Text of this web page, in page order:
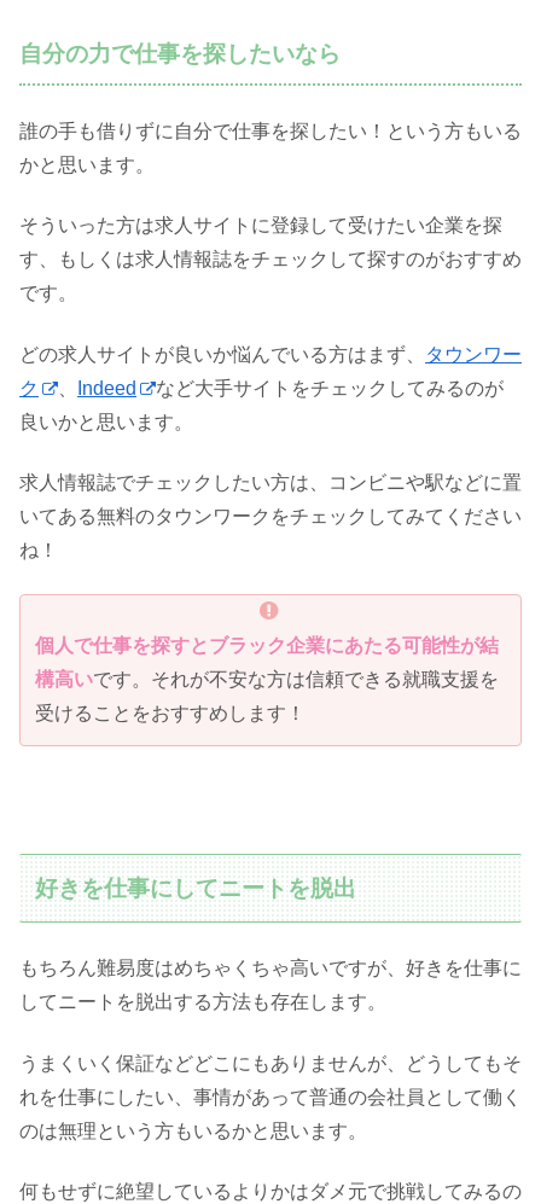
自分の力で仕事を探したいなら
誰の手も借りずに自分で仕事を探したい！という方もいる
かと思います。
そういった方は求人サイトに登録して受けたい企業を探
す、もしくは求人情報誌をチェックして探すのがおすすめ
です。
どの求人サイトが良いか悩んでいる方はまず、
タウンワー
ク
Indeed
など大手サイトをチェックしてみるのが
良いかと思います。
求人情報誌でチェックしたい方は、コンビニや駅などに置
いてある無料のタウンワークをチェックしてみてください
ね！
個人で仕事を探すとブラック企業にあたる可能性が結
構高いです。それが不安な方は信頼できる就職支援を
受けることをおすすめします！
好きを仕事にしてニートを脱出
もちろん難易度はめちゃくちゃ高いですが、好きを仕事に
してニートを脱出する方法も存在します。
うまくいく保証などどこにもありませんが、どうしてもそ
れを仕事にしたい、事情があって普通の会社員として働く
のは無理という方もいるかと思います。
何もせずに絶望しているよりかはダメ元で挑戦してみるの